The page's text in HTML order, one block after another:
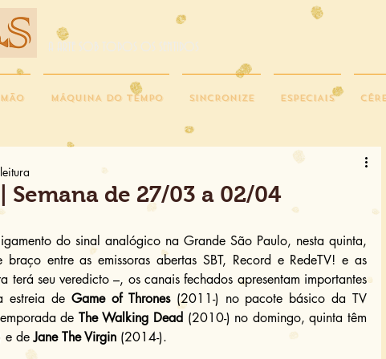
A ARTE SOB TODOS OS SENTIDOS
MÁQUINA DO TEMPO SINCRONIZE ESPECIAIS
Semana de 27/03 a 02/04
do sinal analógico na Grande São Paulo, nesta quinta,
entre as emissoras abertas SBT, Record e RedeTV! e as
terá seu veredicto –, os canais fechados apresentam importantes
estreia de Game of Thrones (2011-) no pacote básico da TV
de The Walking Dead
e de Jane The Virgin (2014-).